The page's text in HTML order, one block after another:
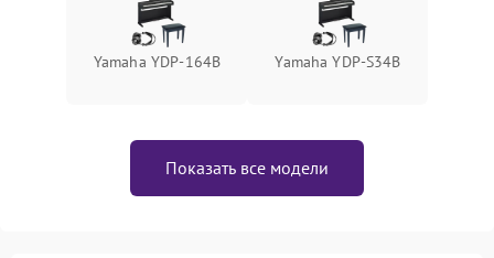
Yamaha YDP-164B Yamaha YDP-S34B
Показать все модели